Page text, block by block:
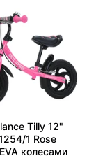
Tilly 12"
1 Rose
колесами